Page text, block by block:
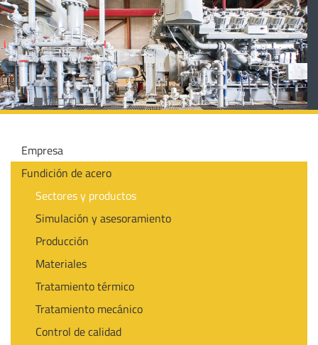
Empresa
Fundición de acero
Sectores y productos
Simulación y asesoramiento
Producción
Materiales
Tratamiento térmico
Tratamiento mecánico
Control de calidad